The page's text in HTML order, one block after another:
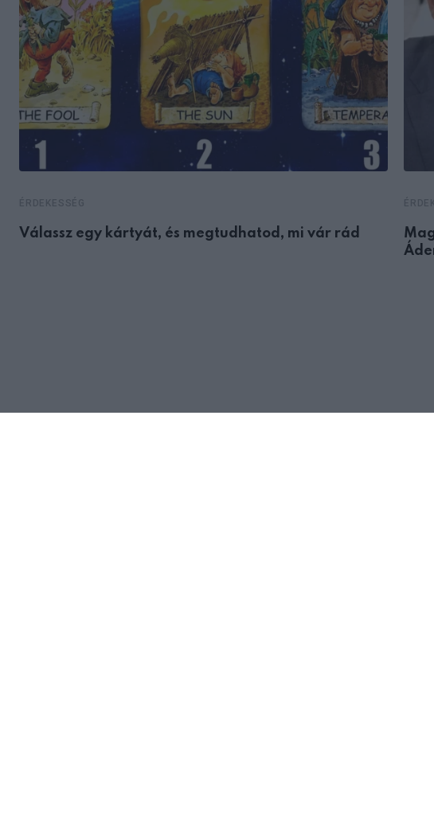
Válassz egy kártyát, és megtudhatod, mi vár rád